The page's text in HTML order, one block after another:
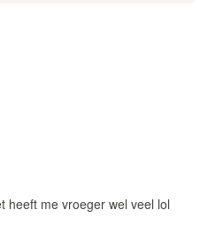
me vroeger wel veel lol